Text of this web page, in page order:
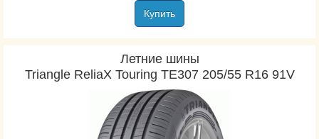
Купить
Летние шины
Triangle ReliaX Touring TE307 205/55 R16 91V